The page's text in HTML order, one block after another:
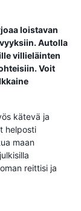
loistavan
Autolla
villieläinten
Voit
kätevä ja
helposti
maan
reittisi ja